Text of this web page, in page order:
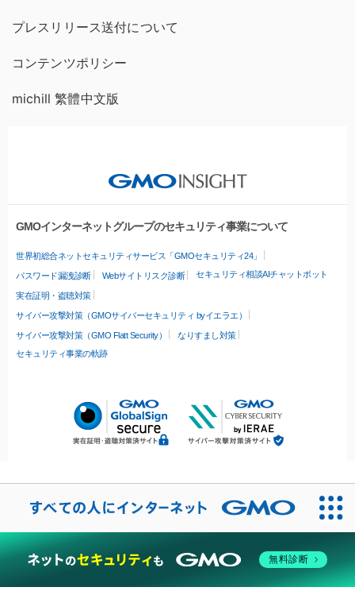
プレスリリース送付について
コンテンツポリシー
michill 繁體中文版
GMOインターネットグループのセキュリティ事業について
世界初総合ネットセキュリティサービス「GMOセキュリティ24」
パスワード漏洩診断 Webサイトリスク診断 セキュリティ相談AIチャットボット
実在証明・盗聴対策
サイバー攻撃対策（GMOサイバーセキュリティ byイエラエ）
サイバー攻撃対策（GMO Flatt Security）
なりすまし対策
セキュリティ事業の軌跡
無料診断